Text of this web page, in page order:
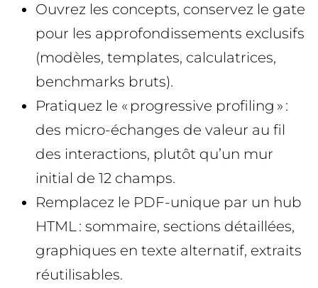
Ouvrez les concepts, conservez le gate
pour les approfondissements exclusifs
(modèles, templates, calculatrices,
benchmarks bruts).
Pratiquez le « progressive profiling » :
des micro-échanges de valeur au fil
des interactions, plutôt qu’un mur
initial de 12 champs.
Remplacez le PDF-unique par un hub
HTML : sommaire, sections détaillées,
graphiques en texte alternatif, extraits
réutilisables.